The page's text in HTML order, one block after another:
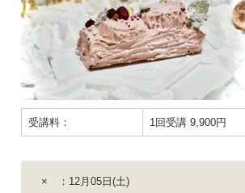
受講料： 1回受講 9,900円
× ：12月05日(土)